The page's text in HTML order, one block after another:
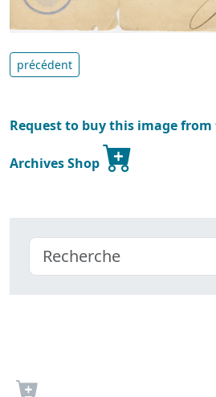
précédent
Request to buy this image from
Archives Shop